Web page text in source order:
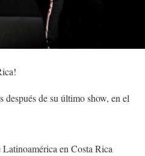
después de su último show, en el
en Costa Rica